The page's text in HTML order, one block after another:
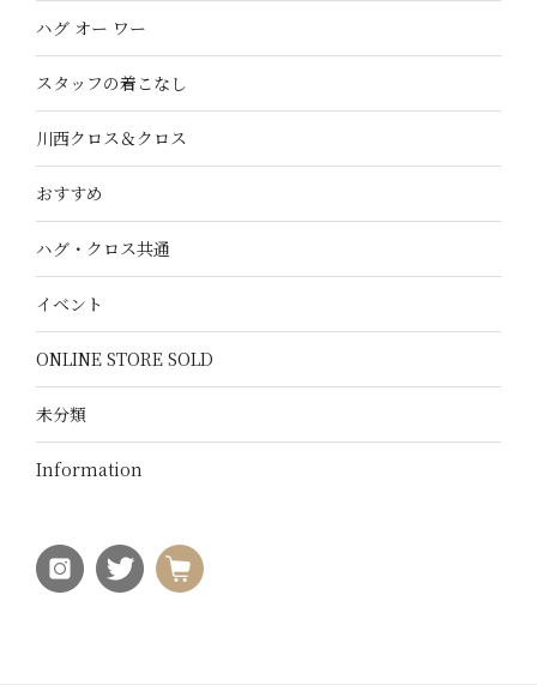
ハグ オー ワー
スタッフの着こなし
川西クロス＆クロス
おすすめ
ハグ・クロス共通
イベント
ONLINE STORE SOLD
未分類
Information